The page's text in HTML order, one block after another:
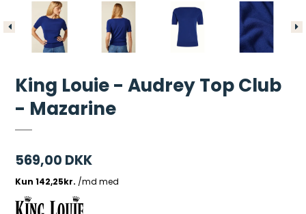
King Louie - Audrey Top Club
- Mazarine
569,00 DKK